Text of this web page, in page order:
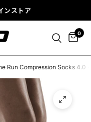
ンストア
0
Run Compression Socks 4.0